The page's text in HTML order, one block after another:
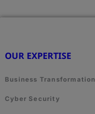
OUR EXPERTISE
Business Transformation
Cyber Security